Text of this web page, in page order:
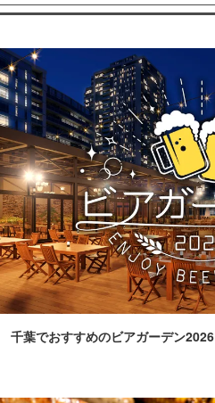
千葉でおすすめのビアガーデン2026